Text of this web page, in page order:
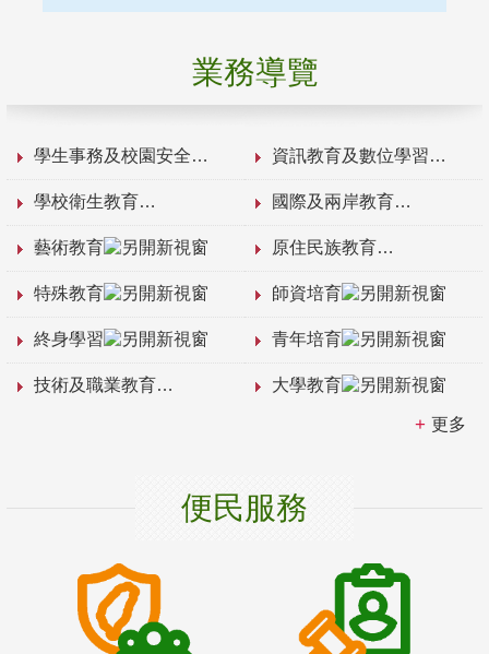
業務導覽
學生事務及校園安全 資訊教育及數位學習
學校衛生教育 國際及兩岸教育
藝術教育 原住民族教育
特殊教育 師資培育
終身學習 青年培育
技術及職業教育 大學教育
更多
便民服務